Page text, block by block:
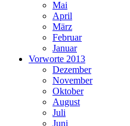
Mai
April
März
Februar
Januar
Vorworte 2013
Dezember
November
Oktober
August
Juli
Juni